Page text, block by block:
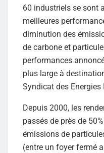
60 industriels se sont
meilleures
diminution des
de carbone et
performances
plus large à
Syndicat des Energies
Depuis 2000, les
passés de près de
émissions de
(entre un foyer fermé